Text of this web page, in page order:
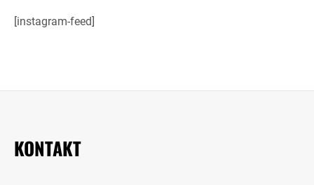
[instagram-feed]
KONTAKT